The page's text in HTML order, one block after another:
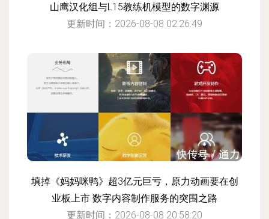
山鹰汉化组与L15教练机模型的数字渊源
更新时间：2026-08-08 02:26:49
填掉《妈妈咪鸭》超3亿元巨亏，原力动画要在创
业板上市 数字内容制作服务的突围之路
更新时间：2026-08-08 20:58:20